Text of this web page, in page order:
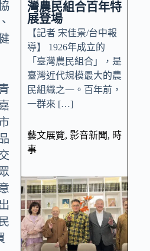
灣農民組合百年特
展登場
【記者 宋佳景/台中報
導】 1926年成立的
「臺灣農民組合」，是
臺灣近代規模最大的農
民組織之一。百年前，
一群來 […]
藝文展覽, 影音新聞, 時
事